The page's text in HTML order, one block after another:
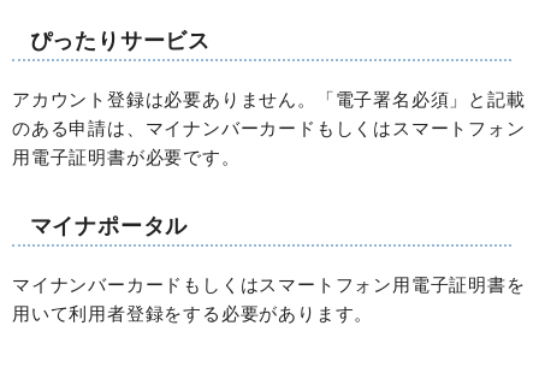
ぴったりサービス
アカウント登録は必要ありません。「電子署名必須」と記載
のある申請は、マイナンバーカードもしくはスマートフォン
用電子証明書が必要です。
マイナポータル
マイナンバーカードもしくはスマートフォン用電子証明書を
用いて利用者登録をする必要があります。